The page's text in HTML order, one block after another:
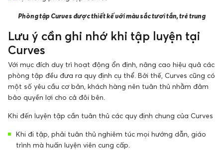
Phòng tập Curves được thiết kế với màu sắc tươi tắn, trẻ trung
Lưu ý cần ghi nhớ khi tập luyện tại
Curves
Với mục đích duy trì hoạt động ổn định, nâng cao hiệu quả các
phòng tập đều đưa ra quy định cụ thể. Bởi thế, Curves cũng có
một số yêu cầu cơ bản, khách hàng nên tuân thủ nhằm đảm
bảo quyền lợi cho cả đôi bên.
Khi đến luyện tập cần tuân thủ các quy định chung của Curves
Khi đi tập, phải tuân thủ nghiêm túc mọi hướng dẫn, giáo
trình mà huấn luyện viên cung cấp.